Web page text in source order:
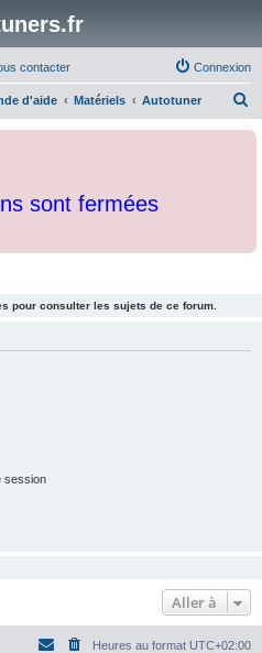
contacter Connexion
d'aide Matériels Autotuner
c
sont fermées
pour consulter les sujets de ce forum.
session
Aller à
Heures au format UTC+02:00